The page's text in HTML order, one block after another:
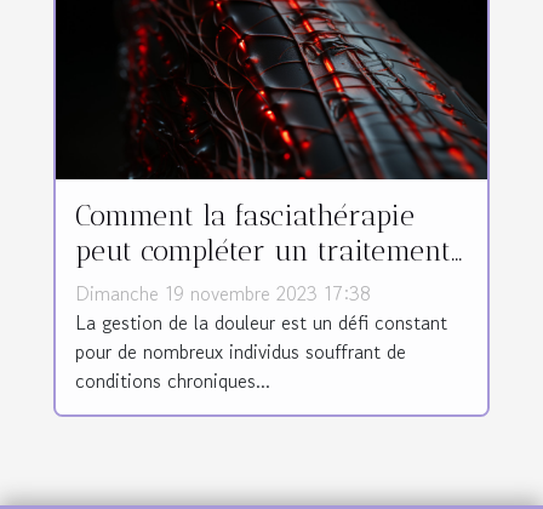
Comment la fasciathérapie
peut compléter un traitement
de gestion de la douleur
Dimanche 19 novembre 2023 17:38
La gestion de la douleur est un défi constant
pour de nombreux individus souffrant de
conditions chroniques...